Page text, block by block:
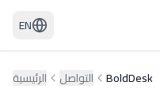
EN
الرئيسية التواصل BoldDesk